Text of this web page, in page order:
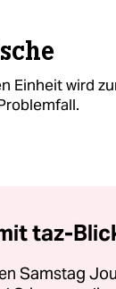
Einheit wird
taz-
Samstag